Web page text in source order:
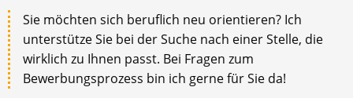
Sie möchten sich beruflich neu orientieren? Ich
unterstütze Sie bei der Suche nach einer Stelle, die
wirklich zu Ihnen passt. Bei Fragen zum
Bewerbungsprozess bin ich gerne für Sie da!